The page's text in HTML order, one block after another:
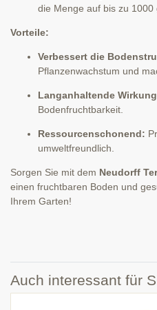
die Menge auf bis zu 1000
Vorteile:
Verbessert die
Pflanzenwachstum und
Langanhaltende
Bodenfruchtbarkeit.
Ressourcenschonend:
umweltfreundlich.
Sorgen Sie mit dem Neudorff
einen fruchtbaren Boden und
Ihrem Garten!
Auch interessant für